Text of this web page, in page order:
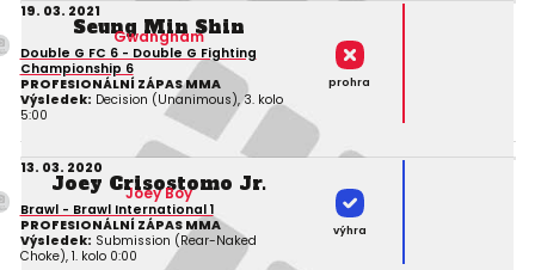
19. 03. 2021
Seung Min Shin
Gwangnam
Double G FC 6 - Double G Fighting
Championship 6
PROFESIONÁLNÍ ZÁPAS MMA
Výsledek: Decision (Unanimous), 3. kolo
5:00
prohra
13. 03. 2020
Joey Crisostomo Jr.
Joey Boy
Brawl - Brawl International 1
PROFESIONÁLNÍ ZÁPAS MMA
Výsledek: Submission (Rear-Naked
Choke), 1. kolo 0:00
výhra